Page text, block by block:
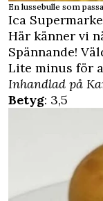
En lussebulle som
Ica
Här känner vi
Spännande!
Lite minus för
Inhandlad på
Betyg: 3,5